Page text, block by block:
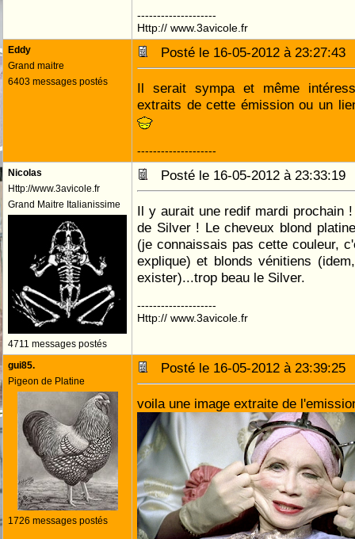
--------------------
Http:// www.3avicole.fr
Eddy
Grand maitre
6403 messages postés
Posté le 16-05-2012 à
Il serait sympa et même
extraits de cette émission ou un
--------------------
Nicolas
Http://www.3avicole.fr
Grand Maitre Italianissime
4711 messages postés
Posté le 16-05-2012 à
Il y aurait une redif mardi prochain
de Silver ! Le cheveux blond
(je connaissais pas cette couleur,
explique) et blonds vénitiens
exister)...trop beau le Silver.
--------------------
Http:// www.3avicole.fr
gui85.
Pigeon de Platine
1726 messages postés
Posté le 16-05-2012 à
voila une image extraite de